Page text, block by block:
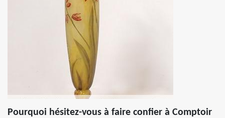
Pourquoi hésitez-vous à faire confier à Comptoir